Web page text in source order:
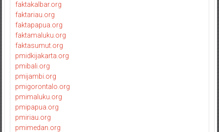
faktakalbar.org
faktariau.org
faktapapua.org
faktamaluku.org
faktasumut.org
pmidkijakarta.org
pmibali.org
pmijambi.org
pmigorontalo.org
pmimaluku.org
pmipapua.org
pmiriau.org
pmimedan.org